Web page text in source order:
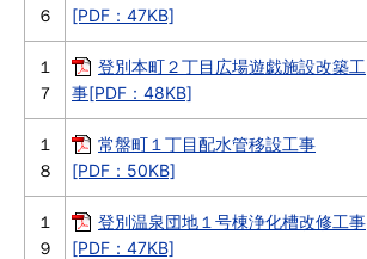
６
[PDF：47KB]
１
７
登別本町２丁目広場遊戯施設改築工
事[PDF：48KB]
１
８
常盤町１丁目配水管移設工事
[PDF：50KB]
１
９
登別温泉団地１号棟浄化槽改修工事
[PDF：47KB]